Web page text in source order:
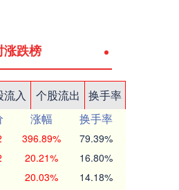
涨跌榜
流入 个股流出
换手率
涨幅
换手率
396.89% 79.39%
20.21% 16.80%
20.03% 14.18%